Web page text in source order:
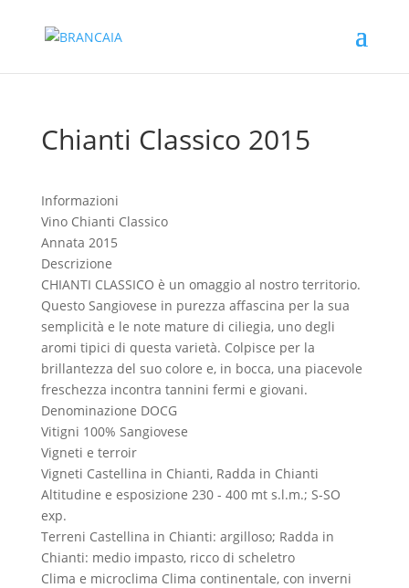
Chianti Classico 2015
Informazioni
VinoChianti Classico
Annata 2015
Descrizione
CHIANTI CLASSICO è un omaggio al nostro territorio.
Questo Sangiovese in purezza affascina per la sua
semplicità e le note mature di ciliegia, uno degli
aromi tipici di questa varietà. Colpisce per la
brillantezza del suo colore e, in bocca, una piacevole
freschezza incontra tannini fermi e giovani.
Denominazione DOCG
Vitigni 100% Sangiovese
Vigneti e terroir
Vigneti Castellina in Chianti, Radda in Chianti
Altitudine e esposizione 230 - 400 mt s.l.m.; S-SO
exp.
Terreni Castellina in Chianti: argilloso; Radda in
Chianti: medio impasto, ricco di scheletro
Clima e microclima Clima continentale, con inverni